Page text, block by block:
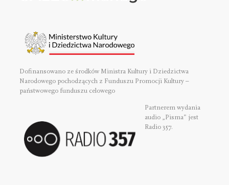
Dofinansowano ze środków Ministra Kultury i Dziedzictwa
Narodowego pochodzących z Funduszu Promocji Kultury –
państwowego funduszu celowego
Partnerem wydania
audio „Pisma” jest
Radio 357.